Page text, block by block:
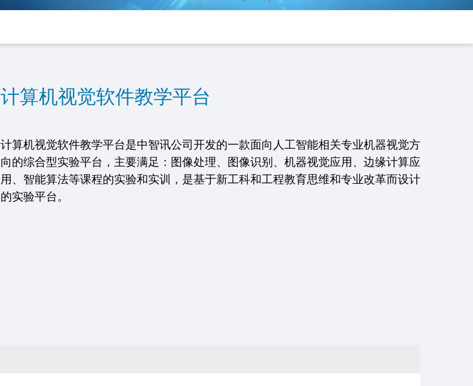
计算机视觉软件教学平台
计算机视觉软件教学平台是中智讯公司开发的一款面向人工智能相关专业机器视觉方
向的综合型实验平台，主要满足：图像处理、图像识别、机器视觉应用、边缘计算应
用、智能算法等课程的实验和实训，是基于新工科和工程教育思维和专业改革而设计
的实验平台。